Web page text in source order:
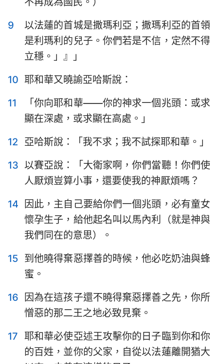
1 2 3 4
8
9 10 11 12 13
14
15
22
23 24 25 26 27
28
29
30 31 32 33
36
37 38 39 40 41
42
43
44 45 46 47 48
49
9
以法蓮的首城是撒瑪利亞；撒瑪利亞的首領
是利瑪利的兒子。你們若是不信，定然不得
立穩。」』」
10 耶和華又曉諭亞哈斯說：
11
「你向耶和華——你的神求一個兆頭：或求
顯在深處，或求顯在高處。」
12
亞哈斯說：「我不求；我不試探耶和華。」
13 以賽亞說：「大衛家啊，你們當聽！你們使
人厭煩豈算小事，還要使我的神厭煩嗎？
14
因此，主自己要給你們一個兆頭，必有童女
懷孕生子，給他起名叫以馬內利（就是神與
我們同在的意思）。
15 到他曉得棄惡擇善的時候，他必吃奶油與蜂
蜜。
16
因為在這孩子還不曉得棄惡擇善之先，你所
憎惡的那二王之地必致見棄。
17 耶和華必使亞述王攻擊你的日子臨到你和你
的百姓，並你的父家，自從以法蓮離開猶大